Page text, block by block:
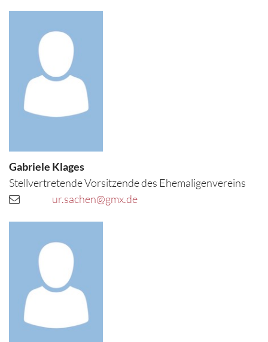
Gabriele Klages
Stellvertretende Vorsitzende des Ehemaligenvereins
ur.sachen@gmx.de